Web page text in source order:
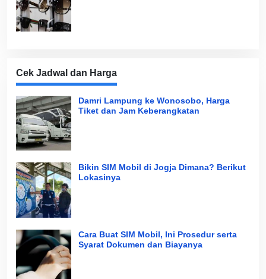
Cek Jadwal dan Harga
Damri Lampung ke Wonosobo, Harga
Tiket dan Jam Keberangkatan
Bikin SIM Mobil di Jogja Dimana? Berikut
Lokasinya
Cara Buat SIM Mobil, Ini Prosedur serta
Syarat Dokumen dan Biayanya